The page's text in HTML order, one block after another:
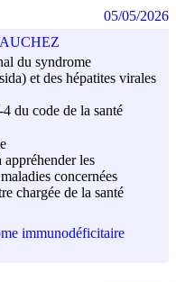
du syndrome
et des hépatites virales
du code de la santé
appréhender les
concernées
chargée de la santé
immunodéficitaire
05/05/2026